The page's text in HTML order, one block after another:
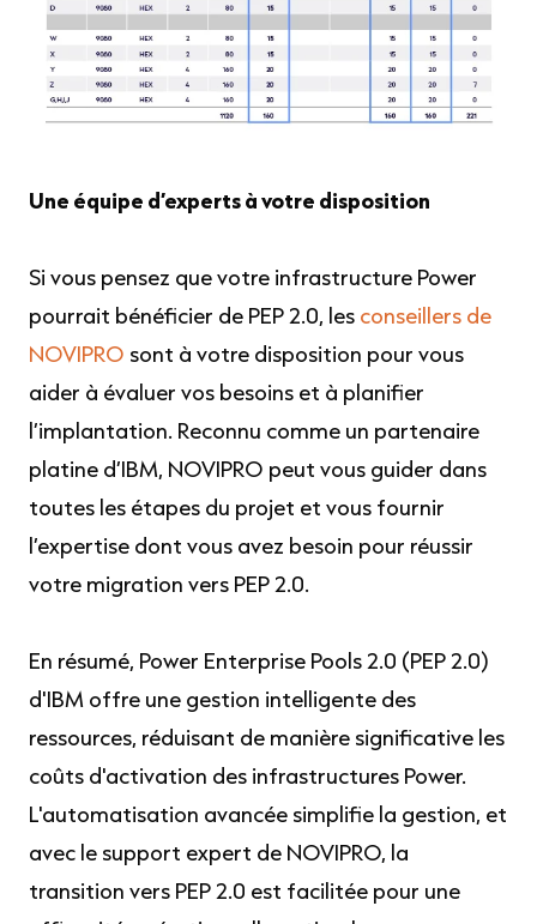
Une équipe d’experts à votre disposition
Si vous pensez que votre infrastructure Power
pourrait bénéficier de PEP 2.0, les conseillers de
NOVIPRO sont à votre disposition pour vous
aider à évaluer vos besoins et à planifier
l’implantation. Reconnu comme un partenaire
platine d’IBM, NOVIPRO peut vous guider dans
toutes les étapes du projet et vous fournir
l’expertise dont vous avez besoin pour réussir
votre migration vers PEP 2.0.
En résumé, Power Enterprise Pools 2.0 (PEP 2.0)
d'IBM offre une gestion intelligente des
ressources, réduisant de manière significative les
coûts d'activation des infrastructures Power.
L'automatisation avancée simplifie la gestion, et
avec le support expert de NOVIPRO, la
transition vers PEP 2.0 est facilitée pour une